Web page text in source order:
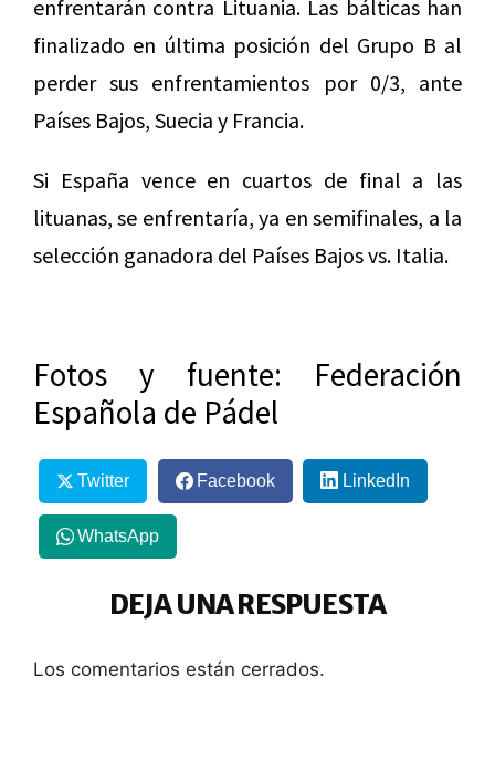
enfrentarán contra Lituania. Las bálticas han
finalizado en última posición del Grupo B al
perder sus enfrentamientos por 0/3, ante
Países Bajos, Suecia y Francia.
Si España vence en cuartos de final a las
lituanas, se enfrentaría, ya en semifinales, a la
selección ganadora del Países Bajos vs. Italia.
Fotos y fuente: Federación
Española de Pádel
Twitter Facebook LinkedIn
WhatsApp
DEJA UNA RESPUESTA
Los comentarios están cerrados.